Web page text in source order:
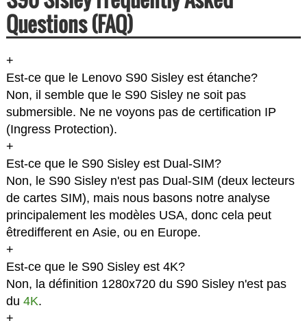
Questions (FAQ)
+
Est-ce que le Lenovo S90 Sisley est étanche?
Non, il semble que le S90 Sisley ne soit pas
submersible. Ne ne voyons pas de certification IP
(Ingress Protection).
+
Est-ce que le S90 Sisley est Dual-SIM?
Non, le S90 Sisley n'est pas Dual-SIM (deux lecteurs
de cartes SIM), mais nous basons notre analyse
principalement les modèles USA, donc cela peut
êtredifferent en Asie, ou en Europe.
+
Est-ce que le S90 Sisley est 4K?
Non, la définition 1280x720 du S90 Sisley n'est pas
du 4K.